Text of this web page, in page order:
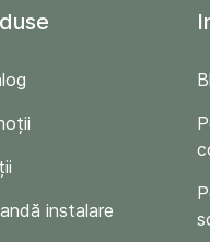
instalare